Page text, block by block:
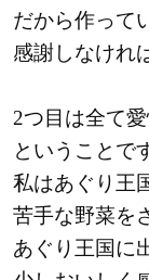
だから作って
感謝しなけれ
2つ目は全て
ということで
私はあぐり王
苦手な野菜を
あぐり王国に